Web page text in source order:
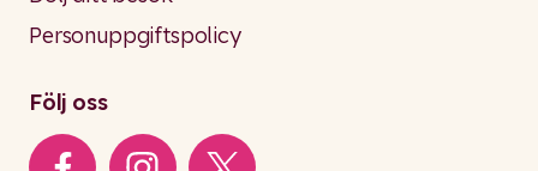
Personuppgiftspolicy
Följ oss